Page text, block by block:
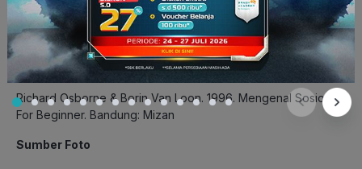
Referensi
Sunarto, Kamanto. 1993. Pengantar Sosiologi. Jakarta:
Lembaga Penerbit FE – UI.
Richard Osborne & Borin Van Loon. 1996. Mengenal Sosiologi
For Beginner. Bandung: Mizan
Sumber Foto